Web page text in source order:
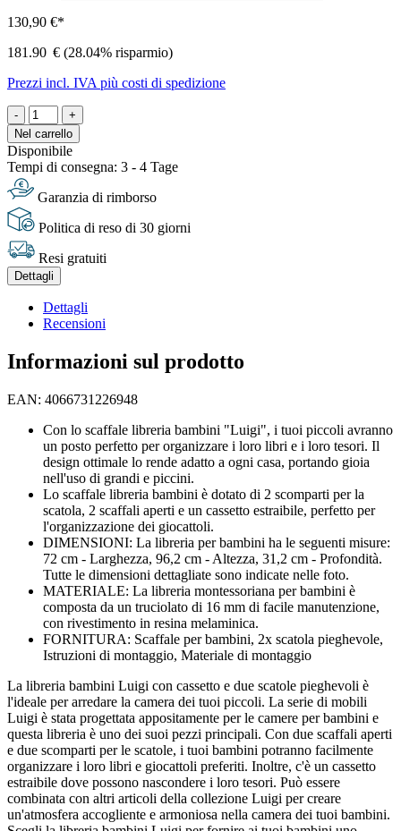
130,90 €*
181.90 € (28.04% risparmio)
Prezzi incl. IVA più costi di spedizione
-
+
Nel carrello
Disponibile
Tempi di consegna: 3 - 4 Tage
Garanzia di rimborso
Politica di reso di 30 giorni
Resi gratuiti
Dettagli
Dettagli
Recensioni
Informazioni sul prodotto
EAN: 4066731226948
Con lo scaffale libreria bambini "Luigi", i tuoi piccoli avranno
un posto perfetto per organizzare i loro libri e i loro tesori. Il
design ottimale lo rende adatto a ogni casa, portando gioia
nell'uso di grandi e piccini.
Lo scaffale libreria bambini è dotato di 2 scomparti per la
scatola, 2 scaffali aperti e un cassetto estraibile, perfetto per
l'organizzazione dei giocattoli.
DIMENSIONI: La libreria per bambini ha le seguenti misure:
72 cm - Larghezza, 96,2 cm - Altezza, 31,2 cm - Profondità.
Tutte le dimensioni dettagliate sono indicate nelle foto.
MATERIALE: La libreria montessoriana per bambini è
composta da un truciolato di 16 mm di facile manutenzione,
con rivestimento in resina melaminica.
FORNITURA: Scaffale per bambini, 2x scatola pieghevole,
Istruzioni di montaggio, Materiale di montaggio
La libreria bambini Luigi con cassetto e due scatole pieghevoli è
l'ideale per arredare la camera dei tuoi piccoli. La serie di mobili
Luigi è stata progettata appositamente per le camere per bambini e
questa libreria è uno dei suoi pezzi principali. Con due scaffali aperti
e due scomparti per le scatole, i tuoi bambini potranno facilmente
organizzare i loro libri e giocattoli preferiti. Inoltre, c'è un cassetto
estraibile dove possono nascondere i loro tesori. Può essere
combinata con altri articoli della collezione Luigi per creare
un'atmosfera accogliente e armoniosa nella camera dei tuoi bambini.